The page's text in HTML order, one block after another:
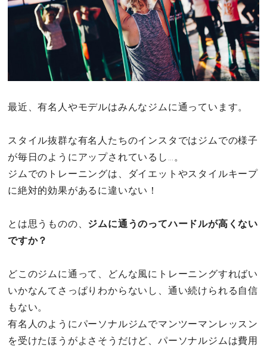
仕事とキャリア
グルメ
趣味・旅行
不倫・だめ男
感動
心の処方箋
カルチャー・トレンド・芸能
最近、有名人やモデルはみんなジムに通っています。
スタイル抜群な有名人たちのインスタではジムでの様子
が毎日のようにアップされているし…。
ジムでのトレーニングは、ダイエットやスタイルキープ
に絶対的効果があるに違いない！
とは思うものの、 ジムに通うのってハードルが高くない
ですか？
どこのジムに通って、どんな風にトレーニングすればい
いかなんてさっぱりわからないし、通い続けられる自信
もない。
有名人のようにパーソナルジムでマンツーマンレッスン
を受けたほうがよさそうだけど、パーソナルジムは費用